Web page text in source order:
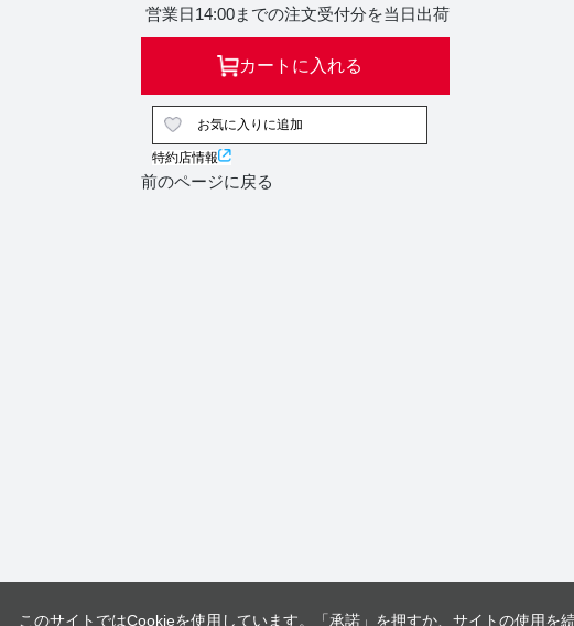
営業日14:00までの注文受付分を当日出荷
カートに入れる
お気に入りに追加
特約店情報
前のページに戻る
このサイトではCookieを使用しています。「承諾」を押すか、サイトの使用を